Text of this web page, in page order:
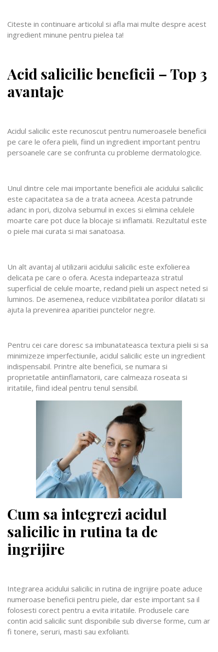
Citeste in continuare articolul si afla mai multe despre acest
ingredient minune pentru pielea ta!
Acid salicilic beneficii – Top 3
avantaje
Acidul salicilic este recunoscut pentru numeroasele beneficii
pe care le ofera pielii, fiind un ingredient important pentru
persoanele care se confrunta cu probleme dermatologice.
Unul dintre cele mai importante beneficii ale acidului salicilic
este capacitatea sa de a trata acneea. Acesta patrunde
adanc in pori, dizolva sebumul in exces si elimina celulele
moarte care pot duce la blocaje si inflamatii. Rezultatul este
o piele mai curata si mai sanatoasa.
Un alt avantaj al utilizarii acidului salicilic este exfolierea
delicata pe care o ofera. Acesta indeparteaza stratul
superficial de celule moarte, redand pielii un aspect neted si
luminos. De asemenea, reduce vizibilitatea porilor dilatati si
ajuta la prevenirea aparitiei punctelor negre.
Pentru cei care doresc sa imbunatateasca textura pielii si sa
minimizeze imperfectiunile, acidul salicilic este un ingredient
indispensabil. Printre alte beneficii, se numara si
proprietatile antiinflamatorii, care calmeaza roseata si
iritatiile, fiind ideal pentru tenul sensibil.
Cum sa integrezi acidul
salicilic in rutina ta de
ingrijire
Integrarea acidului salicilic in rutina de ingrijire poate aduce
numeroase beneficii pentru piele, dar este important sa il
folosesti corect pentru a evita iritatiile. Produsele care
contin acid salicilic sunt disponibile sub diverse forme, cum ar
fi tonere, seruri, masti sau exfolianti.